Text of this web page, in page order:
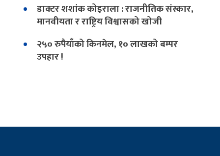
डाक्टर शशांक कोइराला : राजनीतिक संस्कार,
मानवीयता र राष्ट्रिय विश्वासको खोजी
२५० रुपैयाँको किनमेल, १० लाखको बम्पर
उपहार !